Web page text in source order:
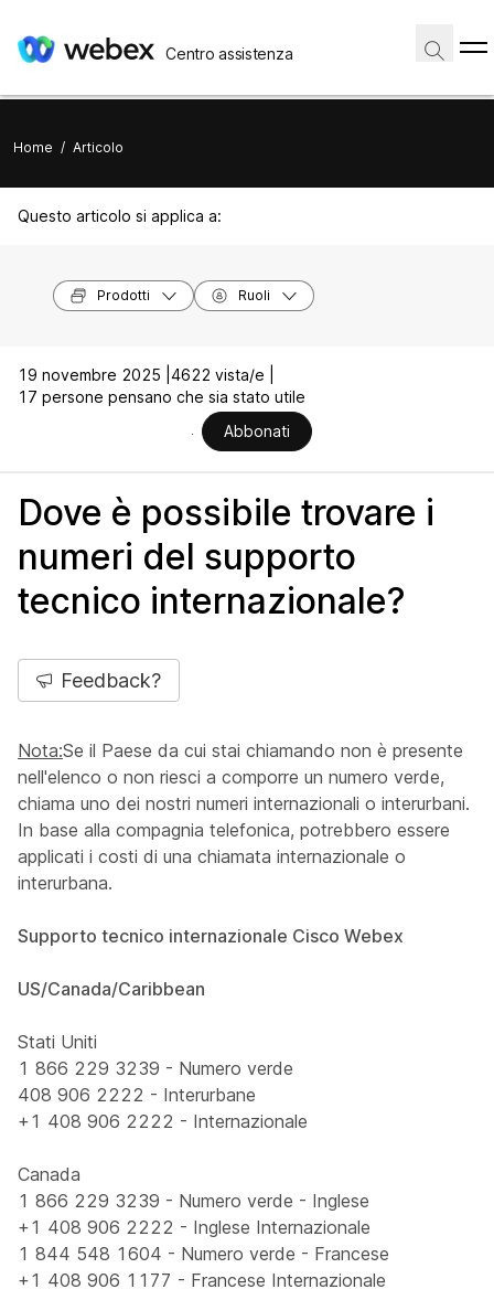
Centro assistenza
Home / Articolo
Questo articolo si applica a:
Prodotti Ruoli
19 novembre 2025 | 4622 vista/e |
17 persone pensano che sia stato utile
Abbonati
Dove è possibile trovare i
numeri del supporto
tecnico internazionale?
Feedback?
Nota:Se il Paese da cui stai chiamando non è presente
nell'elenco o non riesci a comporre un numero verde,
chiama uno dei nostri numeri internazionali o interurbani.
In base alla compagnia telefonica, potrebbero essere
applicati i costi di una chiamata internazionale o
interurbana.
Supporto tecnico internazionale Cisco Webex
US/Canada/Caribbean
Stati Uniti
1 866 229 3239 - Numero verde
408 906 2222 - Interurbane
+1 408 906 2222 - Internazionale
Canada
1 866 229 3239 - Numero verde - Inglese
+1 408 906 2222 - Inglese Internazionale
1 844 548 1604 - Numero verde - Francese
+1 408 906 1177 - Francese Internazionale